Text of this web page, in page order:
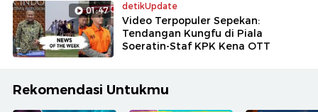
01:47 detikUpdate
Video Terpopuler Sepekan:
Tendangan Kungfu di Piala
Soeratin-Staf KPK Kena OTT
Rekomendasi Untukmu